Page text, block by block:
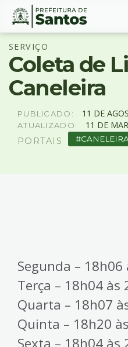
Ir
para
conteúdo
para
menu
Acessibilidade
Conteúdo
SERVIÇO
Coleta de
Caneleira
PUBLICADO: 11 DE
ATUALIZADO: 11 DE
PORTAIS CANELEIRA
Segunda – 18h06
Terça – 18h04 às
Quarta – 18h07
Quinta – 18h20
Sexta – 18h04 às